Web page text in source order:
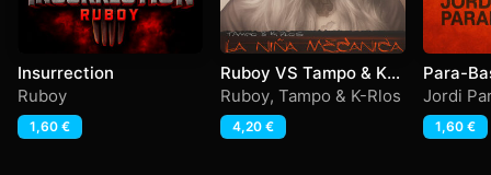
Insurrection
Ruboy
1,60 €
Ruboy VS Tampo & K-
Rlos – La Niña
Mecanica
Ruboy, Tampo & K-Rlos
4,20 €
Para-
Jordi
1,60 €